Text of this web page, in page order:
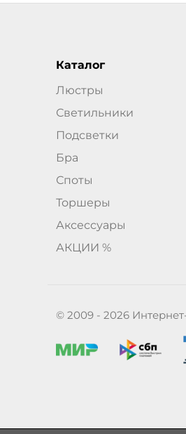
Каталог
Люстры
Светильники
Подсветки
Бра
Споты
Торшеры
Аксессуары
АКЦИИ %
© 2009 - 2026